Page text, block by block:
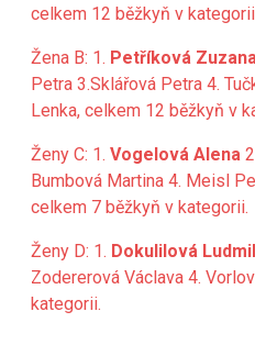
celkem 12 běžkyň v
Žena B: 1. Petříková
Petra 3.Sklářová Petra 4.
Lenka, celkem 12 běžkyň v
Ženy C: 1. Vogelová Alena
Bumbová Martina 4. Meisl
celkem 7 běžkyň v kategorii.
Ženy D: 1. Dokulilová
Zodererová Václava 4.
kategorii.